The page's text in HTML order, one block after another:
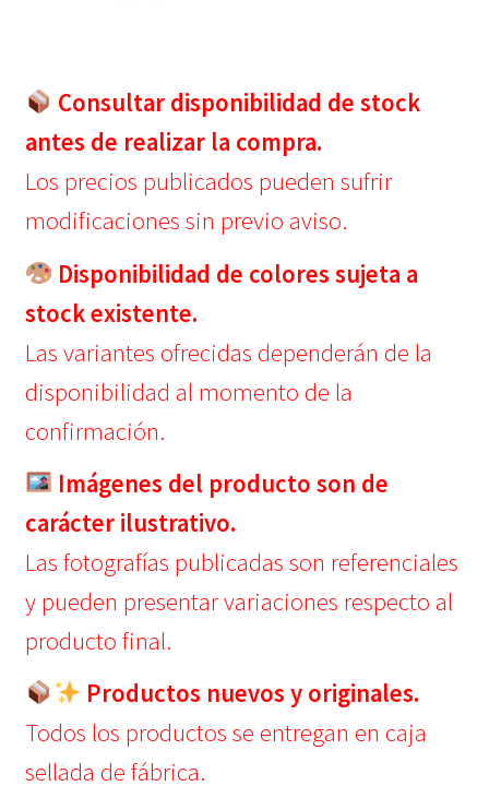
Consultar disponibilidad de stock
antes de realizar la compra.
Los precios publicados pueden sufrir
modificaciones sin previo aviso.
Disponibilidad de colores sujeta a
stock existente.
Las variantes ofrecidas dependerán de la
disponibilidad al momento de la
confirmación.
Imágenes del producto son de
carácter ilustrativo.
Las fotografías publicadas son referenciales
y pueden presentar variaciones respecto al
producto final.
Productos nuevos y originales.
Todos los productos se entregan en caja
sellada de fábrica.